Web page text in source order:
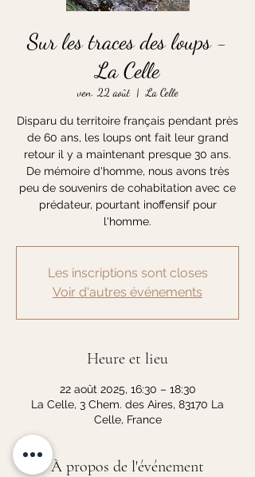
Sur les traces des loups -
La Celle
ven. 22 août
  |
La Celle
Disparu du territoire français pendant près
de 60 ans, les loups ont fait leur grand
retour il y a maintenant presque 30 ans.
De mémoire d'homme, nous avons très
peu de souvenirs de cohabitation avec ce
prédateur, pourtant inoffensif pour
l'homme.
Les inscriptions sont closes
Voir d'autres événements
Heure et lieu
22 août 2025, 16:30 – 18:30
La Celle, 3 Chem. des Aires, 83170 La
Celle, France
À propos de l'événement